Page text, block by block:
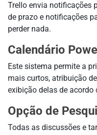
Trello envia notificações
de prazo e notificações
perder nada.
Calendário
Este sistema permite a
mais curtos, atribuição
exibição delas de acordo
Opção de
Todas as discussões e